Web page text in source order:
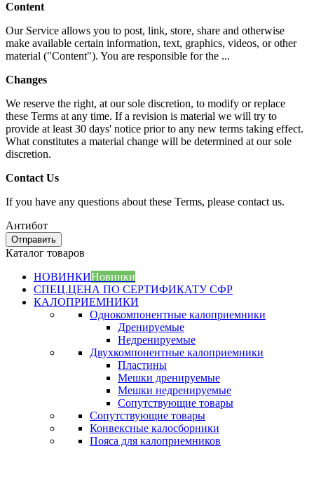
Content
Our Service allows you to post, link, store, share and otherwise
make available certain information, text, graphics, videos, or other
material ("Content"). You are responsible for the ...
Changes
We reserve the right, at our sole discretion, to modify or replace
these Terms at any time. If a revision is material we will try to
provide at least 30 days' notice prior to any new terms taking effect.
What constitutes a material change will be determined at our sole
discretion.
Contact Us
If you have any questions about these Terms, please contact us.
Антибот
Отправить
Каталог товаров
НОВИНКИНовинки
СПЕЦ.ЦЕНА ПО СЕРТИФИКАТУ СФР
КАЛОПРИЕМНИКИ
Однокомпонентные калоприемники
Дренируемые
Недренируемые
Двухкомпонентные калоприемники
Пластины
Мешки дренируемые
Мешки недренируемые
Сопутствующие товары
Сопутствующие товары
Конвексные калосборники
Пояса для калоприемников